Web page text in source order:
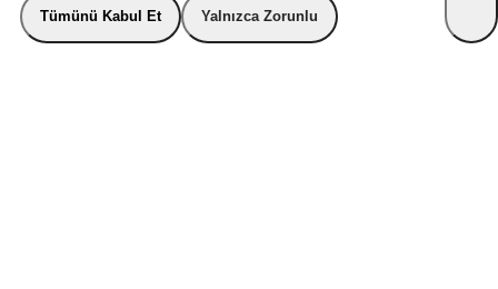
Tümünü Kabul Et Yalnızca Zorunlu